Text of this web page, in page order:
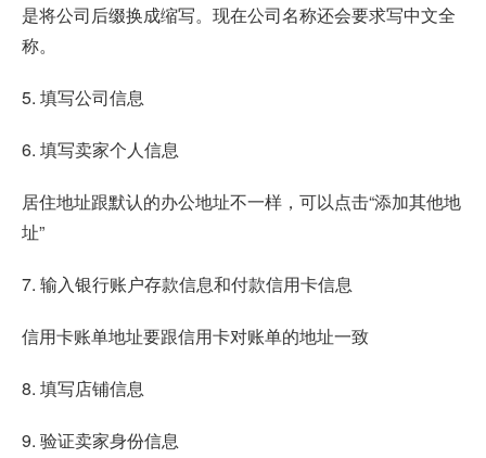
是将公司后缀换成缩写。现在公司名称还会要求写中文全
称。
5. 填写公司信息
6. 填写卖家个人信息
居住地址跟默认的办公地址不一样，可以点击“添加其他地
址”
7. 输入银行账户存款信息和付款信用卡信息
信用卡账单地址要跟信用卡对账单的地址一致
8. 填写店铺信息
9. 验证卖家身份信息